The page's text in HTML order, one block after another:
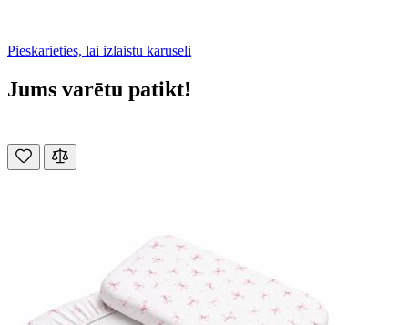
Pieskarieties, lai izlaistu karuseli
Jums varētu patikt!